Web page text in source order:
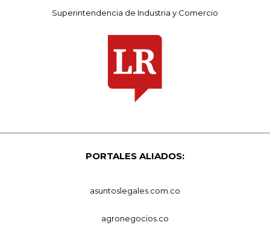
Superintendencia de Industria y Comercio
PORTALES ALIADOS:
asuntoslegales.com.co
agronegocios.co